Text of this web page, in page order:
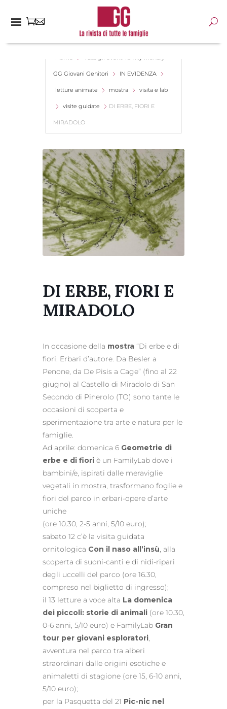
Home Tutti gli eventi family friendly -
GG Giovani Genitori IN EVIDENZA
letture animate mostra visita e lab
visite guidate DI ERBE, FIORI E
MIRADOLO
DI ERBE, FIORI E
MIRADOLO
In occasione della mostra “Di erbe e di
fiori. Erbari d’autore. Da Besler a
Penone, da De Pisis a Cage” (fino al 22
giugno) al Castello di Miradolo di San
Secondo di Pinerolo (TO) sono tante le
occasioni di scoperta e
sperimentazione tra arte e natura per le
famiglie.
Ad aprile: domenica 6 Geometrie di
erbe e di fiori è un FamilyLab dove i
bambini/e, ispirati dalle meraviglie
vegetali in mostra, trasformano foglie e
fiori del parco in erbari-opere d’arte
uniche
(ore 10.30, 2-5 anni, 5/10 euro);
sabato 12 c’è la visita guidata
ornitologica Con il naso all’insù, alla
scoperta di suoni-canti e di nidi-ripari
degli uccelli del parco (ore 16.30,
compreso nel biglietto di ingresso);
il 13 letture a voce alta La domenica
dei piccoli: storie di animali (ore 10.30,
0-6 anni, 5/10 euro) e FamilyLab Gran
tour per giovani esploratori,
avventura nel parco tra alberi
straordinari dalle origini esotiche e
animaletti di stagione (ore 15, 6-10 anni,
5/10 euro);
per la Pasquetta del 21 Pic-nic nel